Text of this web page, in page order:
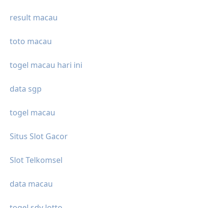
result macau
toto macau
togel macau hari ini
data sgp
togel macau
Situs Slot Gacor
Slot Telkomsel
data macau